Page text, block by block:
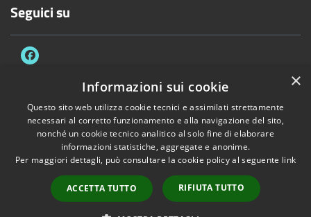
Seguici su
Accessibilità Privacy Cookie
Mappa del sito
Dichiarazione di accessibilità e meccanismo di feedback
Link Utili
Copyright © 2026 • Provincia di Vercelli • Powered byMunicipium•
×
Informazioni sui cookie
Questo sito web utilizza cookie tecnici e assimilati strettamente
necessari al corretto funzionamento e alla navigazione del sito,
nonché un cookie tecnico analitico al solo fine di elaborare
informazioni statistiche, aggregate e anonime.
Per maggiori dettagli, può consultare la cookie policy al seguente link
ACCETTA TUTTO RIFIUTA TUTTO